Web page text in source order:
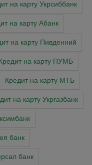
на карту Укрсиббанк
на карту Абанк
на карту Пивденний
Кредит на карту ПУМБ
Кредит на карту МТБ
на карту Укргазбанк
банк
банк